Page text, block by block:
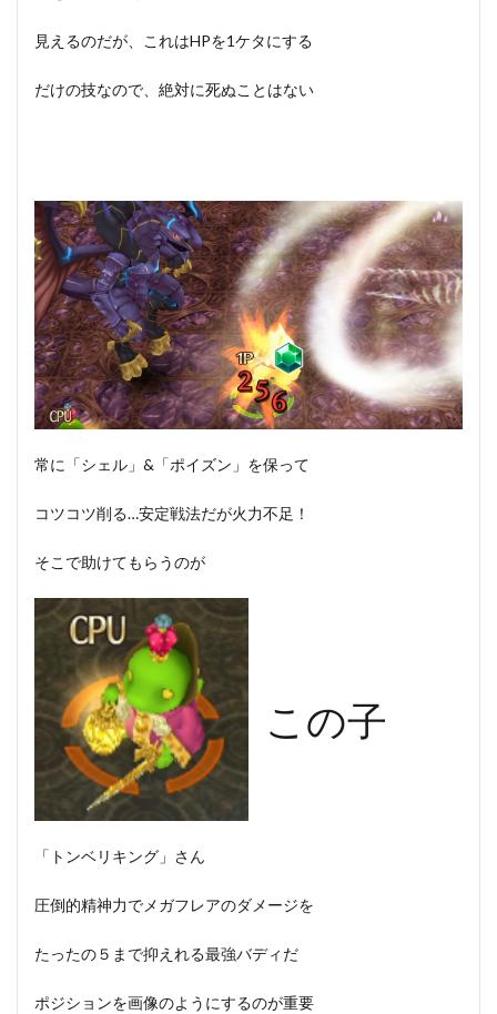
見えるのだが、これはHPを1ケタにする
だけの技なので、絶対に死ぬことはない
常に「シェル」&「ポイズン」を保って
コツコツ削る…安定戦法だが火力不足！
そこで助けてもらうのが
この子
「トンベリキング」さん
圧倒的精神力でメガフレアのダメージを
たったの５まで抑えれる最強バディだ
ポジションを画像のようにするのが重要